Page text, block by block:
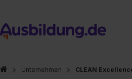
Unternehmen CLEAN